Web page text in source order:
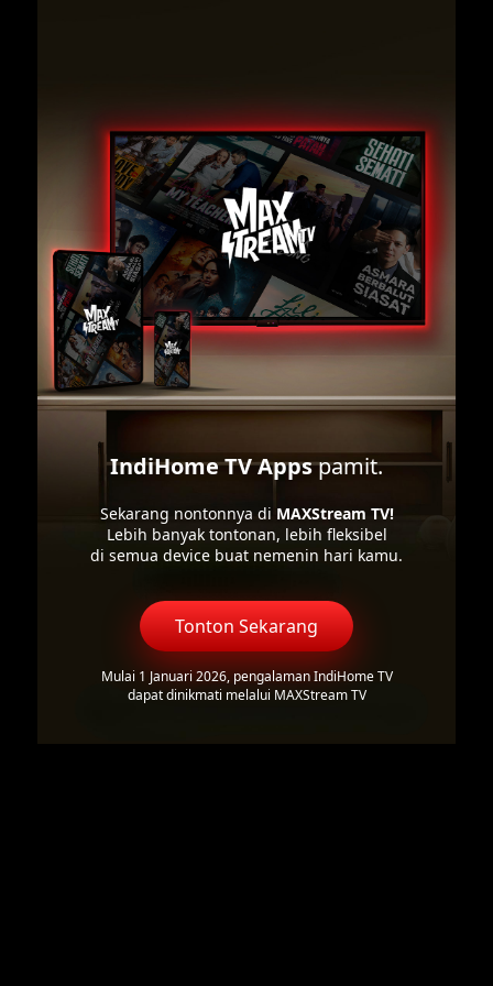
IndiHome TV Appspamit.
Sekarang nontonnya di MAXStream TV!
Lebih banyak tontonan, lebih fleksibel
di semua device buat nemenin hari kamu.
Tonton Sekarang
Mulai 1 Januari 2026, pengalaman IndiHome TV
dapat dinikmati melalui MAXStream TV